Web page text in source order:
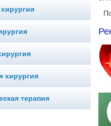
хирургия
терапия